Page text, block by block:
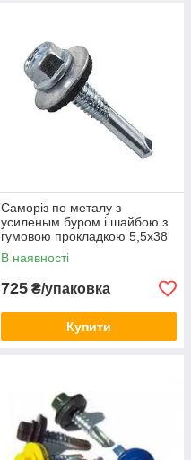
Саморіз по металу з
усиленым буром і шайбою з
гумовою прокладкою 5,5х38
ЦБ 250шт\уп.
В наявності
725 ₴/упаковка
Купити